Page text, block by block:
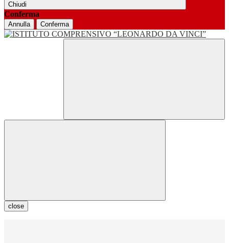
Chiudi
Conferma
Annulla Conferma
close